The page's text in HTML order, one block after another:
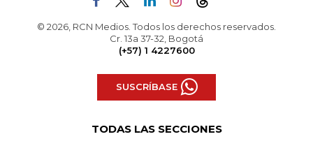
© 2026, RCN Medios. Todos los derechos reservados.
Cr. 13a 37-32, Bogotá
(+57) 1 4227600
SUSCRÍBASE
TODAS LAS SECCIONES